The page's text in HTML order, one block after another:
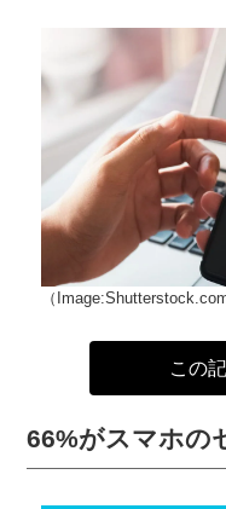
（Image:Shutterstock.com
この
66%がスマホの